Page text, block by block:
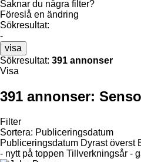
Saknar du några filter?
Föreslå en ändring
Sökresultat:
-
visa
Sökresultat: 391 annonser
Visa
391 annonser:
Filter
Sortera: Publiceringsdatum
Publiceringsdatum Dyrast överst
- nytt på toppen Tillverkningsår -